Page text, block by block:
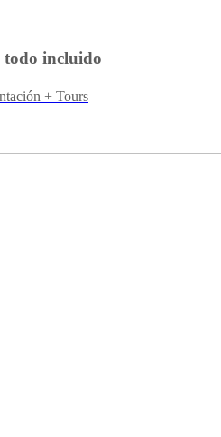
todo incluido
+ Tours